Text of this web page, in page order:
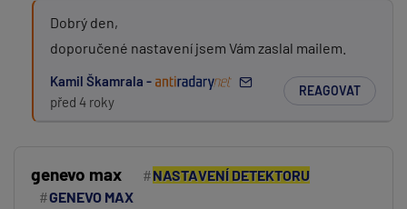
Dobrý den,
doporučené nastavení jsem Vám zaslal mailem.
Kamil Škamrala -
před 4 roky
REAGOVAT
genevo max
NASTAVENÍ DETEKTORU
GENEVO MAX